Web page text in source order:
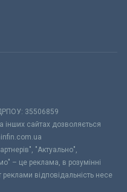
35506859
інших сайтах дозволяється
"Актуально",
– це реклама, в розумінні
відповідальність несе